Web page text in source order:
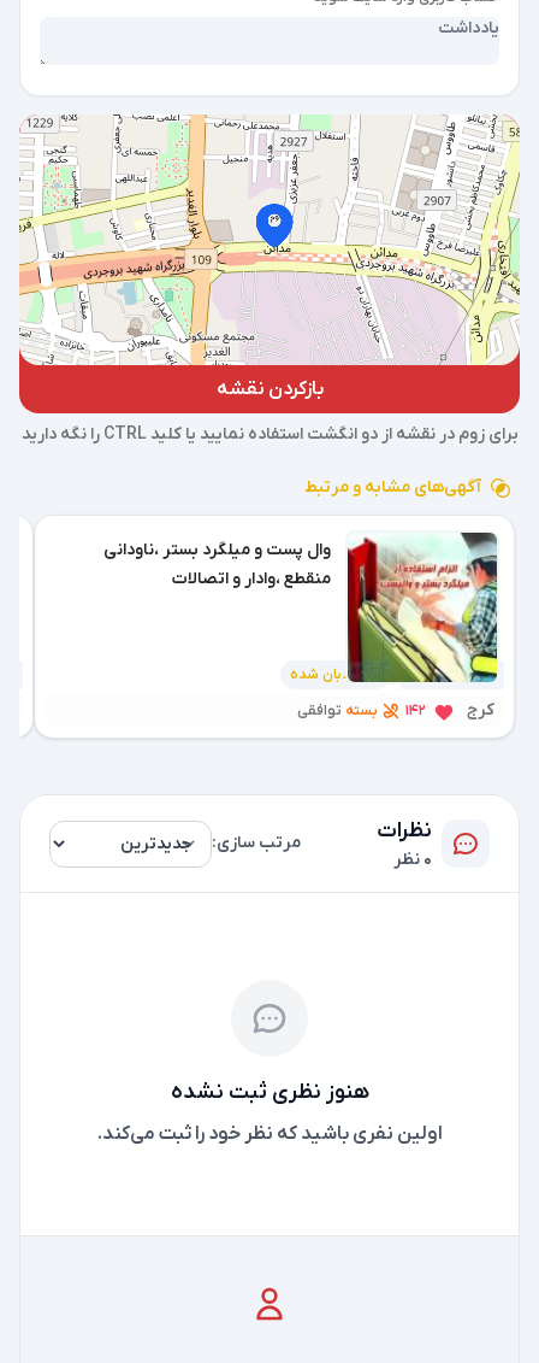
بازکردن نقشه
برای زوم در نقشه از دو انگشت استفاده نمایید یا کلید CTRL را نگه دارید
آگهی‌های مشابه و مرتبط
نردبان شده 2 هفته پیش
وال پست و میلگرد بستر ،ناودانی
منقطع ،وادار و اتصالات
کرج 142 بسته توافقی
نظرات
0 نظر
مرتب سازی:
هنوز نظری ثبت نشده
اولین نفری باشید که نظر خود را ثبت می‌کند.